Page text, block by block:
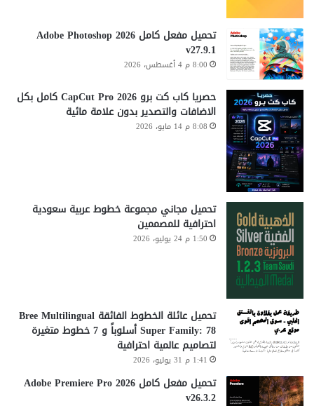
تحميل مفعل كامل Adobe Photoshop 2026
v27.9.1
8:00 م 4 أغسطس، 2026
حصريا كاب كت برو CapCut Pro 2026 كامل بكل
الاضافات والتصدير بدون علامة مائية
8:08 م 14 مايو، 2026
تحميل مجاني مجموعة خطوط عربية سعودية
احترافية للمصممين
1:50 م 24 يوليو، 2026
تحميل عائلة الخطوط الفائقة Bree Multilingual
Super Family: 78 أسلوباً و 7 خطوط متغيرة
لتصاميم عالمية احترافية
1:41 م 31 يوليو، 2026
تحميل مفعل كامل Adobe Premiere Pro 2026
v26.3.2